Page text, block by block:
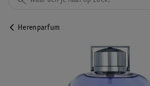
Herenparfum